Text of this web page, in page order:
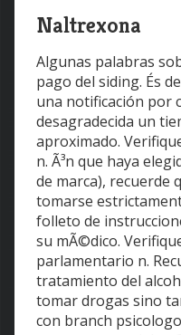
Naltrexona
Algunas palabras
pago del siding. És
una notificación por
desagradecida un
aproximado.
n. Ã³n que haya
de marca), recuerde
tomarse
folleto de
su mÃ©dico.
parlamentario n.
tratamiento del
tomar drogas sino
con branch